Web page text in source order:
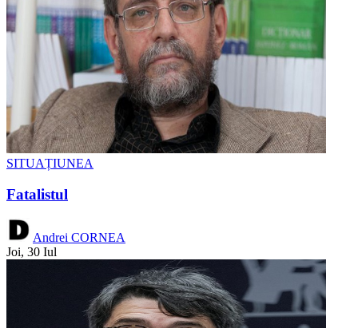
SITUAȚIUNEA
Fatalistul
Andrei CORNEA
Joi, 30 Iul